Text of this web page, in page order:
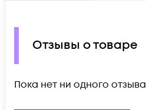
Отзывы о товаре
Пока нет ни одного отзыва